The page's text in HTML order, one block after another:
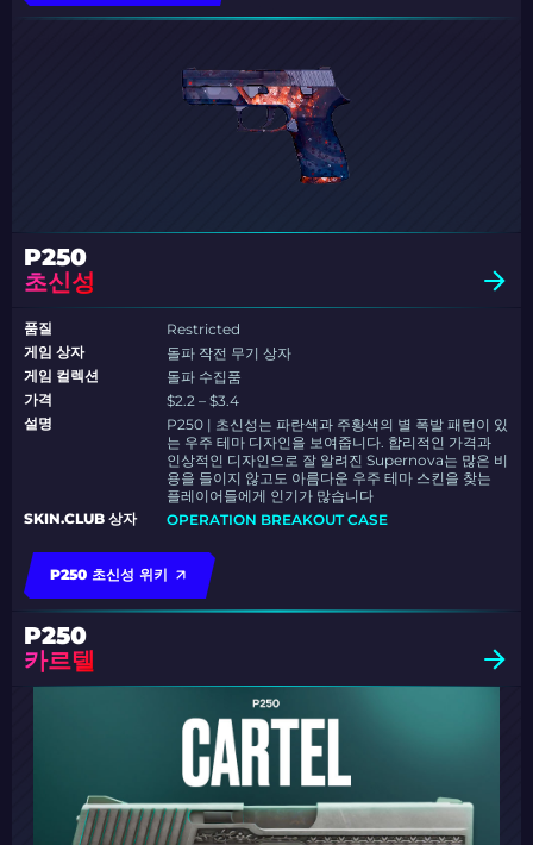
P250
초신성
품질
Restricted
게임 상자
돌파 작전 무기 상자
게임 컬렉션
돌파 수집품
가격
$2.2 – $3.4
설명
P250 | 초신성는 파란색과 주황색의 별 폭발 패턴이 있
는 우주 테마 디자인을 보여줍니다. 합리적인 가격과
인상적인 디자인으로 잘 알려진 Supernova는 많은 비
용을 들이지 않고도 아름다운 우주 테마 스킨을 찾는
플레이어들에게 인기가 많습니다
SKIN.CLUB 상자
OPERATION BREAKOUT CASE
P250 초신성 위키
P250
카르텔